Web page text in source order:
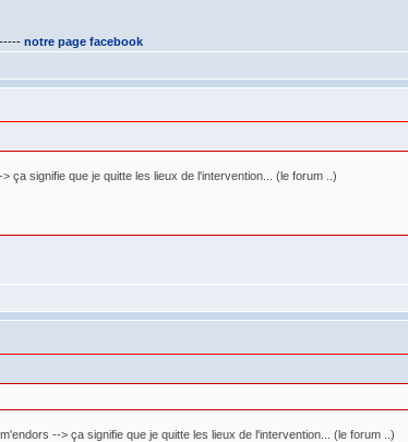
----- notre page facebook
ça signifie que je quitte les lieux de l'intervention... (le forum ..)
--> ça signifie que je quitte les lieux de l'intervention... (le forum ..)